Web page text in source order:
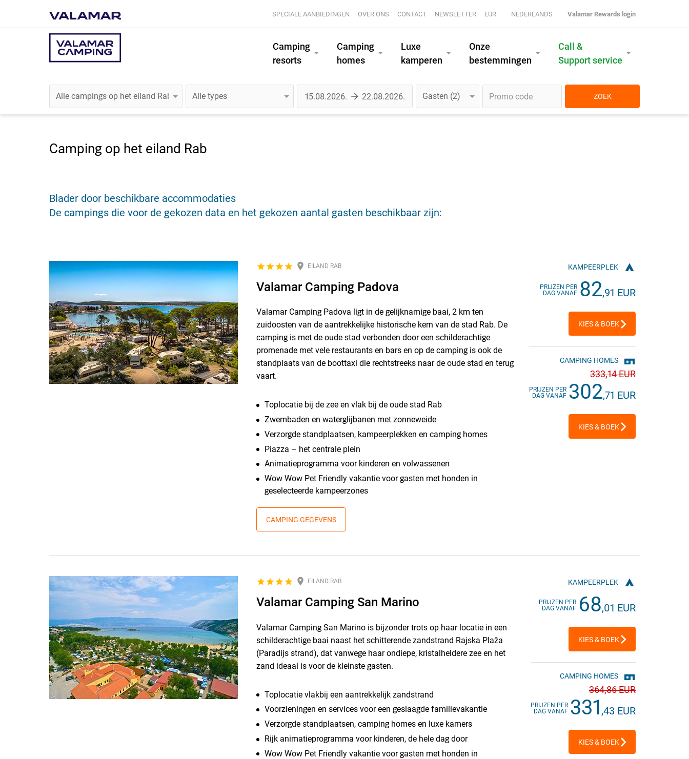
SPECIALE AANBIEDINGEN OVER ONS CONTACT NEWSLETTER EUR NEDERLANDS Valamar Rewards login
Camping
resorts
Camping
homes
Luxe
kamperen
Onze
bestemmingen
Call &
Support service
Gasten 2 ZOEK
Camping op het eiland Rab
Blader door beschikbare accommodaties
De campings die voor de gekozen data en het gekozen aantal gasten beschikbaar zijn:
EILAND RAB
Valamar Camping Padova
Valamar Camping Padova ligt in de gelijknamige baai, 2 km ten
zuidoosten van de aantrekkelijke historische kern van de stad Rab. De
camping is met de oude stad verbonden door een schilderachtige
promenade met vele restaurants en bars en op de camping is ook de
standplaats van de boottaxi die rechtstreeks naar de oude stad en terug
vaart.
Toplocatie bij de zee en vlak bij de oude stad Rab
Zwembaden en waterglijbanen met zonneweide
Verzorgde standplaatsen, kampeerplekken en camping homes
Piazza – het centrale plein
Animatieprogramma voor kinderen en volwassenen
Wow Wow Pet Friendly vakantie voor gasten met honden in
geselecteerde kampeerzones
CAMPING GEGEVENS
KAMPEERPLEK
PRIJZEN PER
DAG VANAF 82,91 EUR
KIES & BOEK
CAMPING HOMES
333,14 EUR
PRIJZEN PER
DAG VANAF 302,71 EUR
KIES & BOEK
EILAND RAB
Valamar Camping San Marino
Valamar Camping San Marino is bijzonder trots op haar locatie in een
schilderachtige baai naast het schitterende zandstrand Rajska Plaža
(Paradijs strand), dat vanwege haar ondiepe, kristalheldere zee en het
zand ideaal is voor de kleinste gasten.
Toplocatie vlakbij een aantrekkelijk zandstrand
Voorzieningen en services voor een geslaagde familievakantie
Verzorgde standplaatsen, camping homes en luxe kamers
Rijk animatieprogramma voor kinderen, de hele dag door
Wow Wow Pet Friendly vakantie voor gasten met honden in
KAMPEERPLEK
PRIJZEN PER
DAG VANAF 68,01 EUR
KIES & BOEK
CAMPING HOMES
364,86 EUR
PRIJZEN PER
DAG VANAF 331 ,43 EUR
KIES & BOEK